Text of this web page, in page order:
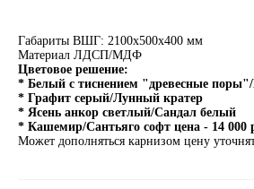
Габариты ВШГ: 2100х500х400 мм
Материал ЛДСП/МДФ
Цветовое решение:
* Белый с тиснением "древесные
* Графит серый/Лунный кратер
* Ясень анкор светлый/Сандал белый
* Кашемир/Сантьяго софт цена - 14 000
Может дополняться карнизом цену